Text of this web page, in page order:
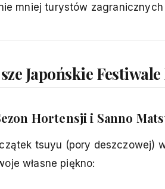
mniej turystów
Japońskie
Hortensji i Sanno
tsuyu (pory deszczowej)
własne piękno: